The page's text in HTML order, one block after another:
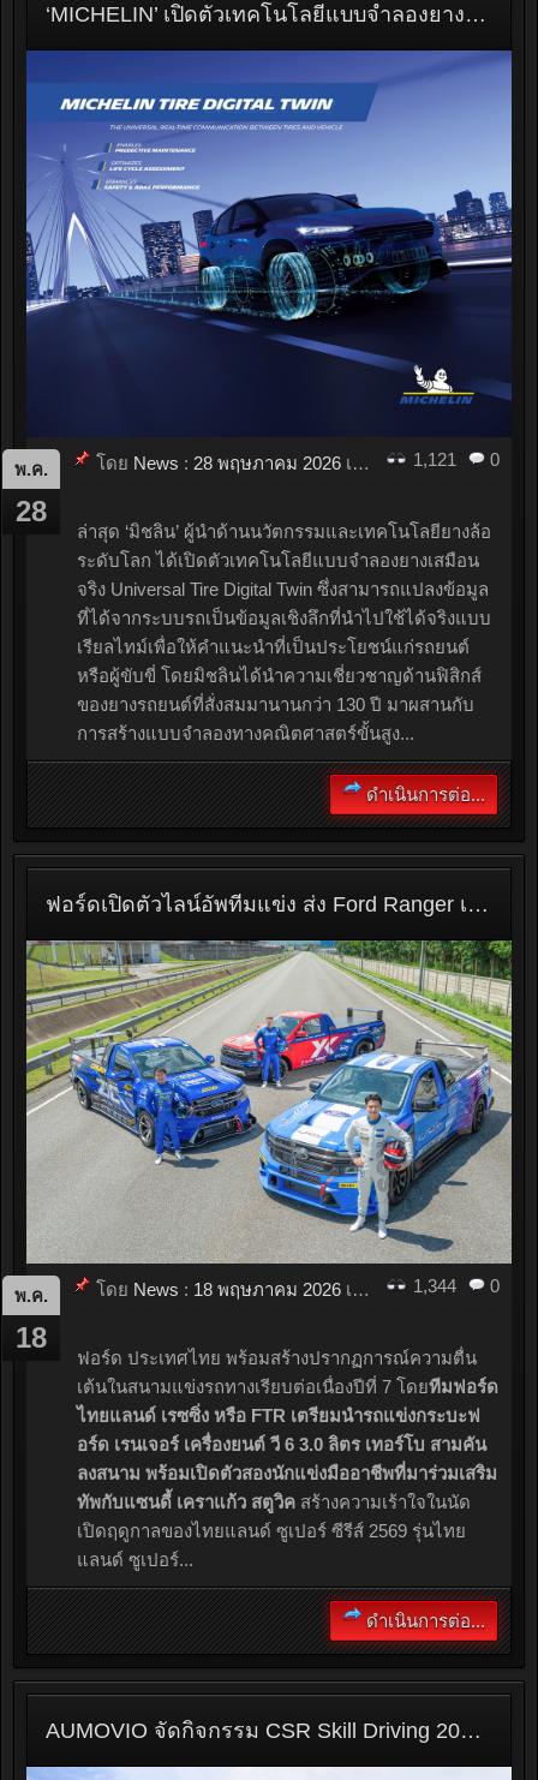
‘MICHELIN’ เปิดตัวเทคโนโลยีแบบจำลองยางเสมือนจริง Universal Tire Digital Twin เชื่อมโยงข้อมูลยางกับระบบดิจิทัลของรถยนต์แบบเรียลไทม์ เพื่อความปลอดภัยของทุกชีวิตบนท้องถนน
พ.ค.
28
0
1,121
โดย News : 28 พฤษภาคม 2026 เมื่อ 11:59
ล่าสุด ‘มิชลิน’ ผู้นำด้านนวัตกรรมและเทคโนโลยียางล้อ
ระดับโลก ได้เปิดตัวเทคโนโลยีแบบจำลองยางเสมือน
จริง Universal Tire Digital Twin ซึ่งสามารถแปลงข้อมูล
ที่ได้จากระบบรถเป็นข้อมูลเชิงลึกที่นำไปใช้ได้จริงแบบ
เรียลไทม์เพื่อให้คำแนะนำที่เป็นประโยชน์แก่รถยนต์
หรือผู้ขับขี่ โดยมิชลินได้นำความเชี่ยวชาญด้านฟิสิกส์
ของยางรถยนต์ที่สั่งสมมานานกว่า 130 ปี มาผสานกับ
การสร้างแบบจำลองทางคณิตศาสตร์ขั้นสูง...
ดำเนินการต่อ...
ฟอร์ดเปิดตัวไลน์อัพทีมแข่ง ส่ง Ford Ranger เครื่องยนต์ V6 3 คัน ลุย TSS 2569 พร้อม 2 นักแข่งมืออาชีพหน้าใหม่เสริมทัพ
พ.ค.
18
0
1,344
โดย News : 18 พฤษภาคม 2026 เมื่อ 21:17
ฟอร์ด ประเทศไทย พร้อมสร้างปรากฏการณ์ความตื่น
เต้นในสนามแข่งรถทางเรียบต่อเนื่องปีที่ 7 โดยทีมฟอร์ด
ไทยแลนด์ เรซซิ่ง หรือ FTR เตรียมนำรถแข่งกระบะฟ
อร์ด เรนเจอร์ เครื่องยนต์ วี 6 3.0 ลิตร เทอร์โบ สามคัน
ลงสนาม พร้อมเปิดตัวสองนักแข่งมืออาชีพที่มาร่วมเสริม
ทัพกับแซนดี้ เคราแก้ว สตูวิค สร้างความเร้าใจในนัด
เปิดฤดูกาลของไทยแลนด์ ซูเปอร์ ซีรีส์ 2569 รุ่นไทย
แลนด์ ซูเปอร์...
ดำเนินการต่อ...
AUMOVIO จัดกิจกรรม CSR Skill Driving 2026 ถ่ายทอดทักษะขับขี่ปลอดภัย สร้างความมั่นใจทุกสถานการณ์